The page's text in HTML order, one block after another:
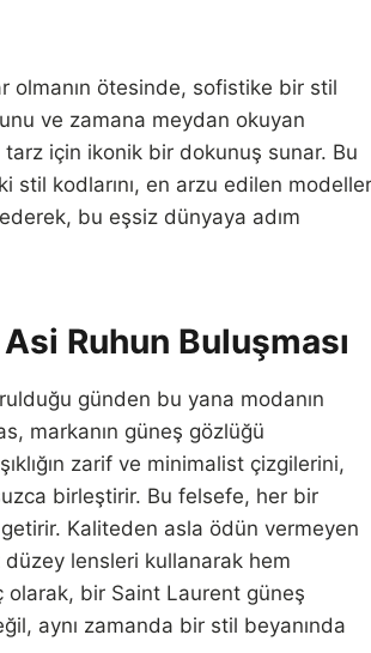
olmanın ötesinde, sofistike bir stil
ve zamana meydan okuyan
tarz için ikonik bir dokunuş sunar. Bu
stil kodlarını, en arzu edilen
bu eşsiz dünyaya adım
Ruhun Buluşması
günden bu yana modanın
markanın güneş gözlüğü
zarif ve minimalist çizgilerini,
birleştirir. Bu felsefe, her bir
Kaliteden asla ödün vermeyen
düzey lensleri kullanarak hem
olarak, bir Saint Laurent güneş
aynı zamanda bir stil beyanında